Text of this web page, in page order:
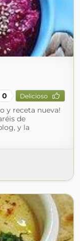
0 Delicioso
y receta nueva!
de
y la